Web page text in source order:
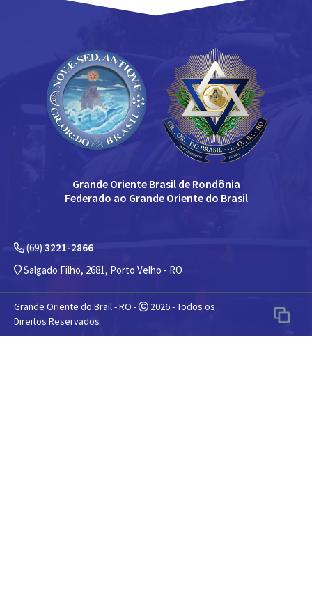
Grande Oriente Brasil de Rondônia
Federado ao Grande Oriente do Brasil
(69) 3221-2866
Salgado Filho, 2681, Porto Velho - RO
Grande Oriente do Brail - RO -
2026 - Todos os
Direitos Reservados